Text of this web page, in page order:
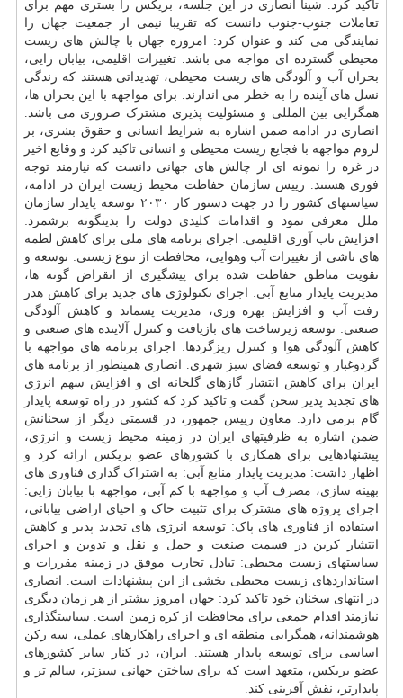
تاکید کرد. شینا انصاری در این جلسه، بریکس را بستری مهم برای
تعاملات جنوب-جنوب دانست که تقریبا نیمی از جمعیت جهان را
نمایندگی می کند و عنوان کرد: امروزه جهان با چالش های زیست
محیطی گسترده ای مواجه می باشد. تغییرات اقلیمی، بیابان زایی،
بحران آب و آلودگی های زیست محیطی، تهدیداتی هستند که زندگی
نسل های آینده را به خطر می اندازند. برای مواجهه با این بحران ها،
همگرایی بین المللی و مسئولیت پذیری مشترک ضروری می باشد.
انصاری در ادامه ضمن اشاره به شرایط انسانی و حقوق بشری، بر
لزوم مواجهه با فجایع زیست محیطی و انسانی تاکید کرد و وقایع اخیر
در غزه را نمونه ای از چالش های جهانی دانست که نیازمند توجه
فوری هستند. رییس سازمان حفاظت محیط زیست ایران در ادامه،
سیاستهای کشور را در جهت دستور کار ۲۰۳۰ توسعه پایدار سازمان
ملل معرفی نمود و اقدامات کلیدی دولت را بدینگونه برشمرد:
افزایش تاب آوری اقلیمی: اجرای برنامه های ملی برای کاهش لطمه
های ناشی از تغییرات آب وهوایی، محافظت از تنوع زیستی: توسعه و
تقویت مناطق حفاظت شده برای پیشگیری از انقراض گونه ها،
مدیریت پایدار منابع آبی: اجرای تکنولوژی های جدید برای کاهش هدر
رفت آب و افزایش بهره وری، مدیریت پسماند و کاهش آلودگی
صنعتی: توسعه زیرساخت های بازیافت و کنترل آلاینده های صنعتی و
کاهش آلودگی هوا و کنترل ریزگردها: اجرای برنامه های مواجهه با
گردوغبار و توسعه فضای سبز شهری. انصاری همینطور از برنامه های
ایران برای کاهش انتشار گازهای گلخانه ای و افزایش سهم انرژی
های تجدید پذیر سخن گفت و تاکید کرد که کشور در راه توسعه پایدار
گام برمی دارد. معاون رییس جمهور، در قسمتی دیگر از سخنانش
ضمن اشاره به ظرفیتهای ایران در زمینه محیط زیست و انرژی،
پیشنهادهایی برای همکاری با کشورهای عضو بریکس ارائه کرد و
اظهار داشت: مدیریت پایدار منابع آبی: به اشتراک گذاری فناوری های
بهینه سازی، مصرف آب و مواجهه با کم آبی، مواجهه با بیابان زایی:
اجرای پروژه های مشترک برای تثبیت خاک و احیای اراضی بیابانی،
استفاده از فناوری های پاک: توسعه انرژی های تجدید پذیر و کاهش
انتشار کربن در قسمت صنعت و حمل و نقل و تدوین و اجرای
سیاستهای زیست محیطی: تبادل تجارب موفق در زمینه مقررات و
استانداردهای زیست محیطی بخشی از این پیشنهادات است. انصاری
در انتهای سخنان خود تاکید کرد: جهان امروز بیشتر از هر زمان دیگری
نیازمند اقدام جمعی برای محافظت از کره زمین است. سیاستگذاری
هوشمندانه، همگرایی منطقه ای و اجرای راهکارهای عملی، سه رکن
اساسی برای توسعه پایدار هستند. ایران، در کنار سایر کشورهای
عضو بریکس، متعهد است که برای ساختن جهانی سبزتر، سالم تر و
پایدارتر، نقش آفرینی کند.